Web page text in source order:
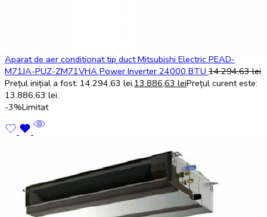
Aparat de aer conditionat tip duct Mitsubishi Electric PEAD-
M71JA-PUZ-ZM71VHA Power Inverter 24000 BTU 14.294,63lei
Prețul inițial a fost: 14.294,63 lei.13.886,63 leiPrețul curent este:
13.886,63 lei.
-3%Limitat